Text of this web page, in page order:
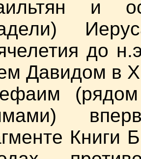
и
до
Давидом в
Книги